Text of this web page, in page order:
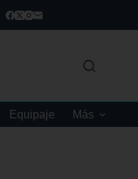
Equipaje Más